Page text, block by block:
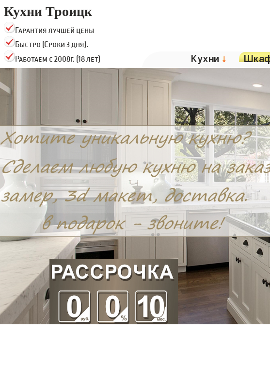
Кухни Троицк
Гарантия лучшей цены
Быстро (Сроки 3 дня).
Работаем с 2008г. (18 лет)
Кухни ↓